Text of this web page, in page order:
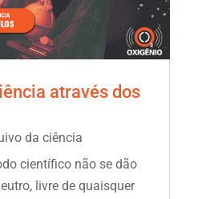
através dos
da ciência
científico não se dão
livre de quaisquer